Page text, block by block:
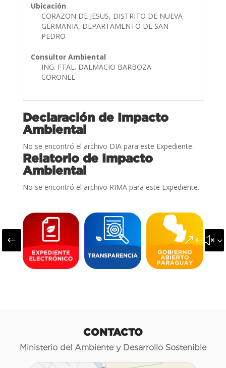
Ubicación
CORAZON DE JESUS, DISTRITO DE NUEVA
GERMANIA, DEPARTAMENTO DE SAN
PEDRO
Consultor Ambiental
ING. FTAL. DALMACIO BARBOZA
CORONEL
Declaración de Impacto
Ambiental
No se encontró el archivo DIA para este Expediente.
Relatorio de Impacto
Ambiental
No se encontró el archivo RIMA para este Expediente.
#
CONTACTO
Ministerio del Ambiente y Desarrollo Sostenible